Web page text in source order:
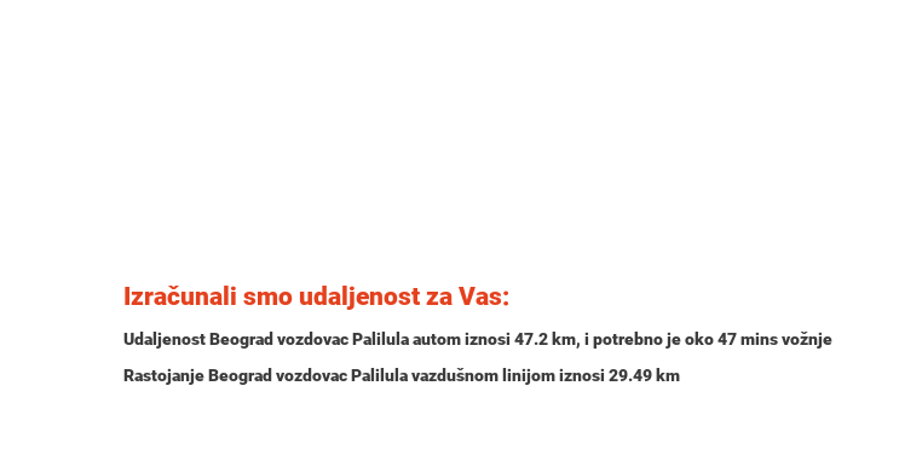
Izračunali smo udaljenost za Vas:
Udaljenost Beograd vozdovac Palilula autom iznosi 47.2 km, i potrebno je oko47 minsvožnje
Rastojanje Beograd vozdovac Palilula vazdušnom linijom iznosi 29.49 km